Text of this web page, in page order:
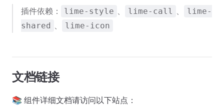
插件依赖： lime-style 、 lime-call 、
lime-
shared 、 lime-icon
文档链接
📚 组件详细文档请访问以下站点：